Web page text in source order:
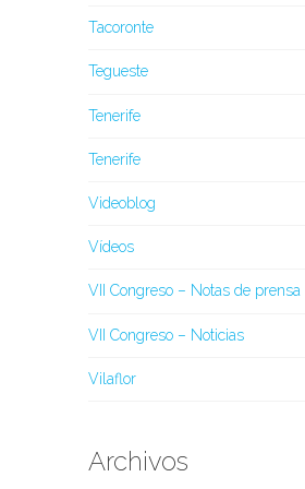
Tacoronte
Tegueste
Tenerife
Tenerife
Videoblog
Vídeos
VII Congreso – Notas de prensa
VII Congreso – Noticias
Vilaflor
Archivos